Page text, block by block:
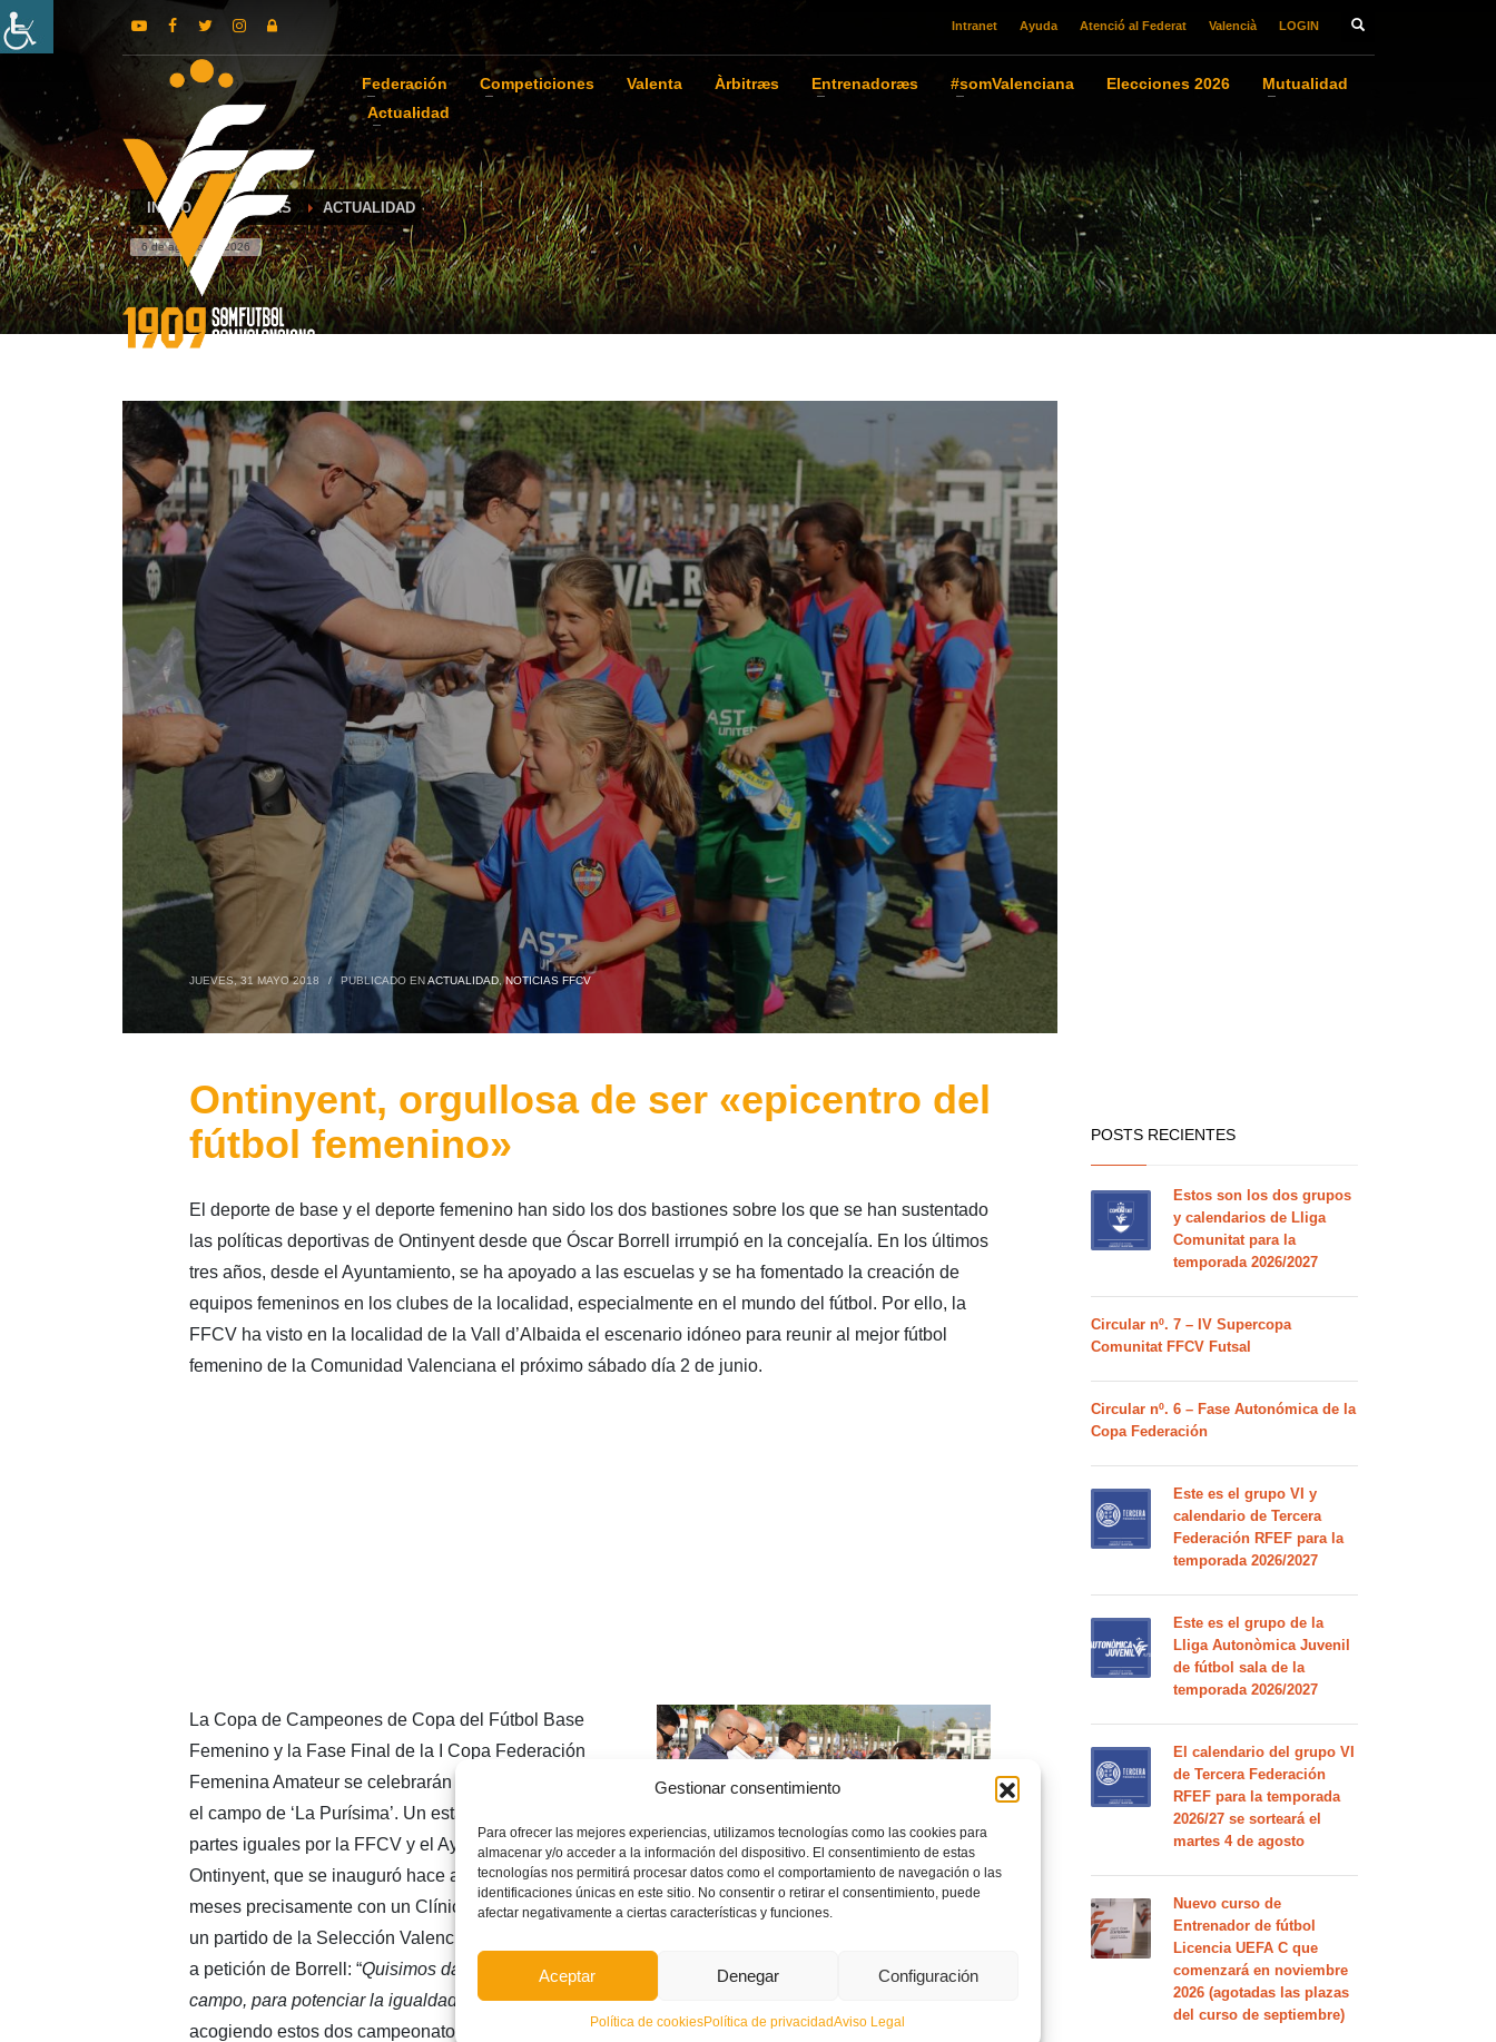
Gestionar consentimiento
Para ofrecer las mejores experiencias, utilizamos tecnologías como las cookies para
almacenar y/o acceder a la información del dispositivo. El consentimiento de estas
tecnologías nos permitirá procesar datos como el comportamiento de navegación o las
identificaciones únicas en este sitio. No consentir o retirar el consentimiento, puede
afectar negativamente a ciertas características y funciones.
Aceptar Denegar Configuración
Política de cookiesPolítica de privacidadAviso Legal
Intranet Ayuda Atenció al Federat Valencià LOGIN
Federación Competiciones Valenta Àrbitræs Entrenadoræs #somValenciana Elecciones 2026
Mutualidad
Actualidad
INICIO NOTICIAS ACTUALIDAD
6 de agosto de 2026
JUEVES, 31 MAYO 2018 / PUBLICADO ENACTUALIDAD,NOTICIAS FFCV
Ontinyent, orgullosa de ser «epicentro del
fútbol femenino»
El deporte de base y el deporte femenino han sido los dos bastiones sobre los que se han sustentado
las políticas deportivas de Ontinyent desde que Óscar Borrell irrumpió en la concejalía. En los últimos
tres años, desde el Ayuntamiento, se ha apoyado a las escuelas y se ha fomentado la creación de
equipos femeninos en los clubes de la localidad, especialmente en el mundo del fútbol. Por ello, la
FFCV ha visto en la localidad de la Vall d’Albaida el escenario idóneo para reunir al mejor fútbol
femenino de la Comunidad Valenciana el próximo sábado día 2 de junio.
La Copa de Campeones de Copa del Fútbol Base
Femenino y la Fase Final de la I Copa Federación
Femenina Amateur se celebrarán el próximo sábado en
el campo de ‘La Purísima’. Un estadio financiado a
partes iguales por la FFCV y el Ayuntamiento de
Ontinyent, que se inauguró hace apenas un par de
meses precisamente con un Clínic de fútbol femenino y
un partido de la Selección Valenciana Sub-12 femenina,
a petición de Borrell: “Quisimos dar protagonismo al fútbol base femenino en la inauguración del
campo, para potenciar la igualdad por la que estamos luchando en esta legislatura
acogiendo estos dos campeonatos autonómicos oficiales, certifica su compromiso con el fútbol base
POSTS RECIENTES
Estos son los dos grupos
y calendarios de Lliga
Comunitat para la
temporada 2026/2027
Circular nº. 7 – IV Supercopa
Comunitat FFCV Futsal
Circular nº. 6 – Fase Autonómica de la
Copa Federación
Este es el grupo VI y
calendario de Tercera
Federación RFEF para la
temporada 2026/2027
Este es el grupo de la
Lliga Autonòmica Juvenil
de fútbol sala de la
temporada 2026/2027
El calendario del grupo VI
de Tercera Federación
RFEF para la temporada
2026/27 se sorteará el
martes 4 de agosto
Nuevo curso de
Entrenador de fútbol
Licencia UEFA C que
comenzará en noviembre
2026 (agotadas las plazas
del curso de septiembre)